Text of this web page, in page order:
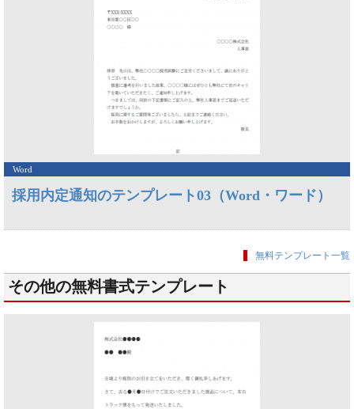
Word
採用内定通知のテンプレート03（Word・ワード）
無料テンプレート一覧
その他の無料書式テンプレート